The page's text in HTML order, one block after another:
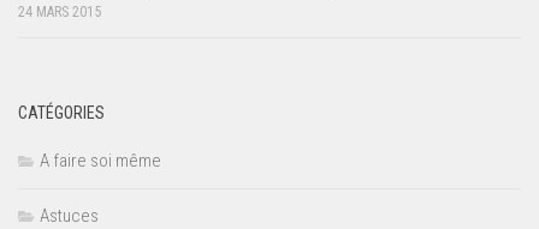
24 MARS 2015
CATÉGORIES
A faire soi même
Astuces